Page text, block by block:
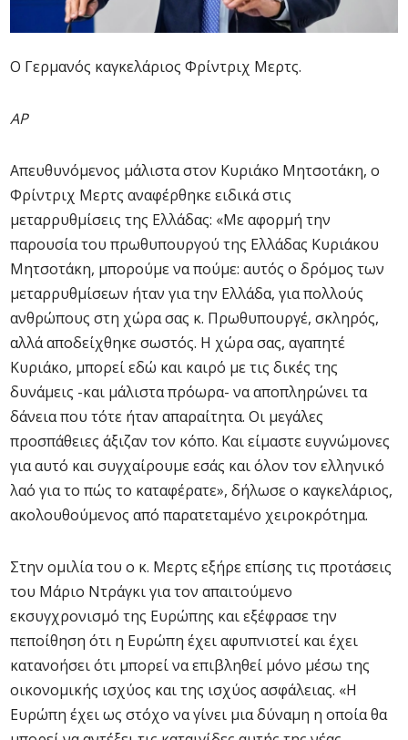
Ο Γερμανός καγκελάριος Φρίντριχ Μερτς.
ΑΡ
Απευθυνόμενος μάλιστα στον Κυριάκο Μητσοτάκη, ο
Φρίντριχ Μερτς αναφέρθηκε ειδικά στις
μεταρρυθμίσεις της Ελλάδας: «Με αφορμή την
παρουσία του πρωθυπουργού της Ελλάδας Κυριάκου
Μητσοτάκη, μπορούμε να πούμε: αυτός ο δρόμος των
μεταρρυθμίσεων ήταν για την Ελλάδα, για πολλούς
ανθρώπους στη χώρα σας κ. Πρωθυπουργέ, σκληρός,
αλλά αποδείχθηκε σωστός. Η χώρα σας, αγαπητέ
Κυριάκο, μπορεί εδώ και καιρό με τις δικές της
δυνάμεις -και μάλιστα πρόωρα- να αποπληρώνει τα
δάνεια που τότε ήταν απαραίτητα. Οι μεγάλες
προσπάθειες άξιζαν τον κόπο. Και είμαστε ευγνώμονες
για αυτό και συγχαίρουμε εσάς και όλον τον ελληνικό
λαό για το πώς το καταφέρατε», δήλωσε ο καγκελάριος,
ακολουθούμενος από παρατεταμένο χειροκρότημα.
Στην ομιλία του ο κ. Μερτς εξήρε επίσης τις προτάσεις
του Μάριο Ντράγκι για τον απαιτούμενο
εκσυγχρονισμό της Ευρώπης και εξέφρασε την
πεποίθηση ότι η Ευρώπη έχει αφυπνιστεί και έχει
κατανοήσει ότι μπορεί να επιβληθεί μόνο μέσω της
οικονομικής ισχύος και της ισχύος ασφάλειας. «Η
Ευρώπη έχει ως στόχο να γίνει μια δύναμη η οποία θα